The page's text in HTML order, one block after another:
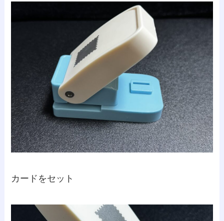
カードをセット